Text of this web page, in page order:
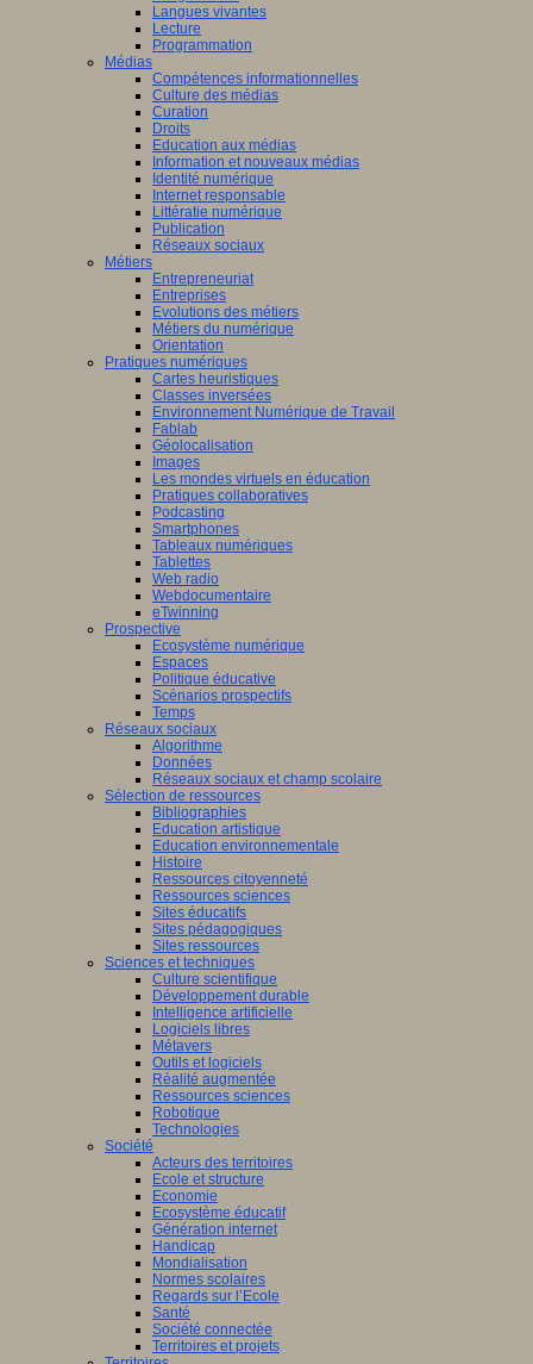
Langues vivantes
Lecture
Programmation
Médias
Compétences informationnelles
Culture des médias
Curation
Droits
Education aux médias
Information et nouveaux médias
Identité numérique
Internet responsable
Littératie numérique
Publication
Réseaux sociaux
Métiers
Entrepreneuriat
Entreprises
Evolutions des métiers
Métiers du numérique
Orientation
Pratiques numériques
Cartes heuristiques
Classes inversées
Environnement Numérique de Travail
Fablab
Géolocalisation
Images
Les mondes virtuels en éducation
Pratiques collaboratives
Podcasting
Smartphones
Tableaux numériques
Tablettes
Web radio
Webdocumentaire
eTwinning
Prospective
Ecosystème numérique
Espaces
Politique éducative
Scénarios prospectifs
Temps
Réseaux sociaux
Algorithme
Données
Réseaux sociaux et champ scolaire
Sélection de ressources
Bibliographies
Education artistique
Education environnementale
Histoire
Ressources citoyenneté
Ressources sciences
Sites éducatifs
Sites pédagogiques
Sites ressources
Sciences et techniques
Culture scientifique
Développement durable
Intelligence artificielle
Logiciels libres
Métavers
Outils et logiciels
Réalité augmentée
Ressources sciences
Robotique
Technologies
Société
Acteurs des territoires
Ecole et structure
Economie
Ecosystème éducatif
Génération internet
Handicap
Mondialisation
Normes scolaires
Regards sur l’Ecole
Santé
Société connectée
Territoires et projets